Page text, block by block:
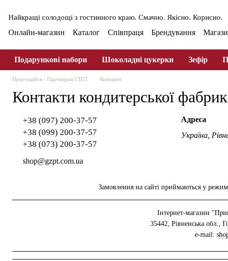
Найкращі солодощі з гостинного краю. Смачно. Якісно. Корисно.
Онлайн-магазин Каталог Співпраця Брендування
Подарункові набори Шоколадні цукерки Зефір
Пригощайся - Партнерам ГЗПТ Контакти
Контакти кондитерської
+38 (097) 200-37-57
+38 (099) 200-37-57
+38 (073) 200-37-57
shop@gzpt.com.ua
Адреса
Україна,
Замовлення на сайті приймаються у
Інтернет-магазин
35442, Рівненська обл.,
e-mail: